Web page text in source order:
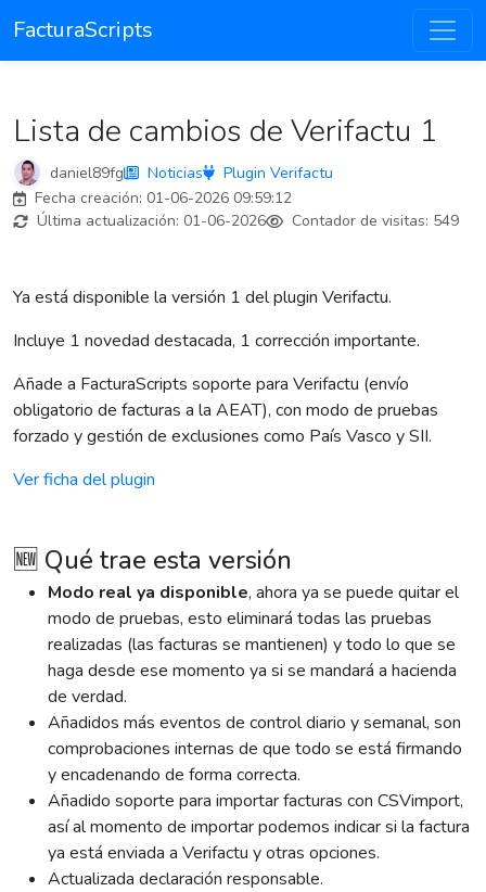
FacturaScripts
Lista de cambios de Verifactu 1
daniel89fg Noticias
Plugin Verifactu
Fecha creación: 01-06-2026 09:59:12
Última actualización: 01-06-2026 Contador de visitas: 549
Ya está disponible la versión 1 del plugin Verifactu.
Incluye 1 novedad destacada, 1 corrección importante.
Añade a FacturaScripts soporte para Verifactu (envío
obligatorio de facturas a la AEAT), con modo de pruebas
forzado y gestión de exclusiones como País Vasco y SII.
Ver ficha del plugin
🆕 Qué trae esta versión
Modo real ya disponible, ahora ya se puede quitar el
modo de pruebas, esto eliminará todas las pruebas
realizadas (las facturas se mantienen) y todo lo que se
haga desde ese momento ya si se mandará a hacienda
de verdad.
Añadidos más eventos de control diario y semanal, son
comprobaciones internas de que todo se está firmando
y encadenando de forma correcta.
Añadido soporte para importar facturas con CSVimport,
así al momento de importar podemos indicar si la factura
ya está enviada a Verifactu y otras opciones.
Actualizada declaración responsable.